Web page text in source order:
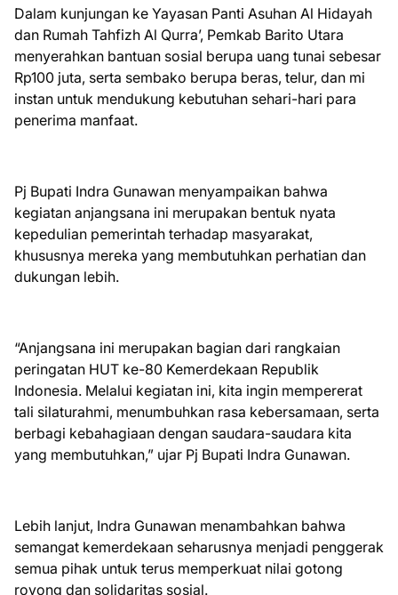
Dalam kunjungan ke Yayasan Panti Asuhan Al Hidayah
dan Rumah Tahfizh Al Qurra’, Pemkab Barito Utara
menyerahkan bantuan sosial berupa uang tunai sebesar
Rp100 juta, serta sembako berupa beras, telur, dan mi
instan untuk mendukung kebutuhan sehari-hari para
penerima manfaat.
Pj Bupati Indra Gunawan menyampaikan bahwa
kegiatan anjangsana ini merupakan bentuk nyata
kepedulian pemerintah terhadap masyarakat,
khususnya mereka yang membutuhkan perhatian dan
dukungan lebih.
“Anjangsana ini merupakan bagian dari rangkaian
peringatan HUT ke-80 Kemerdekaan Republik
Indonesia. Melalui kegiatan ini, kita ingin mempererat
tali silaturahmi, menumbuhkan rasa kebersamaan, serta
berbagi kebahagiaan dengan saudara-saudara kita
yang membutuhkan,” ujar Pj Bupati Indra Gunawan.
Lebih lanjut, Indra Gunawan menambahkan bahwa
semangat kemerdekaan seharusnya menjadi penggerak
semua pihak untuk terus memperkuat nilai gotong
royong dan solidaritas sosial.